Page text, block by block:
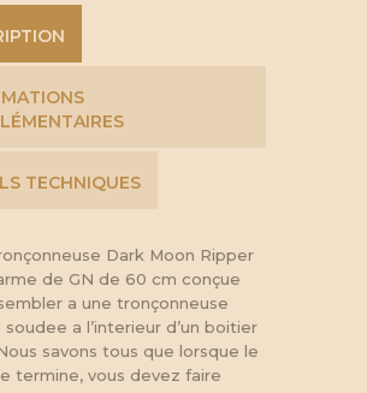
TECHNIQUES
Dark Moon Ripper
de GN de ​​60 cm conçue
a une tronçonneuse
a l’interieur d’un boitier
savons tous que lorsque le
termine, vous devez faire